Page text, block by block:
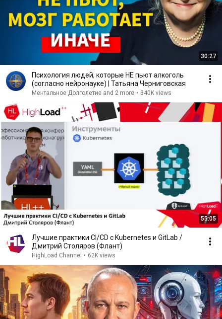
30:27
Психология людей, которые НЕ пьют алкоголь
(согласно нейронауке) | Татьяна Черниговская
Ментальное Долголетие and 2 more • 340K views
55:05
Лучшие практики CI/CD с Kubernetes и GitLab /
Дмитрий Столяров (Флант)
HighLoad Channel • 62K views